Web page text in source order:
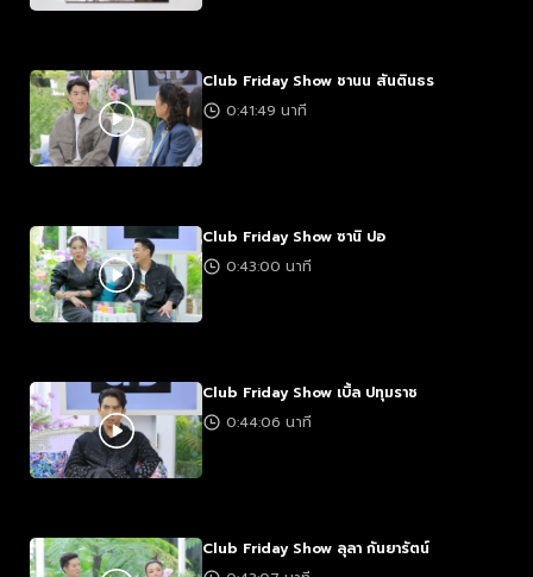
Club Friday Show ชานน สันตินธร
0:41:49 นาที
Club Friday Show ซานิ ปอ
0:43:00 นาที
Club Friday Show เบิ้ล ปทุมราช
0:44:06 นาที
Club Friday Show ลุลา กันยารัตน์